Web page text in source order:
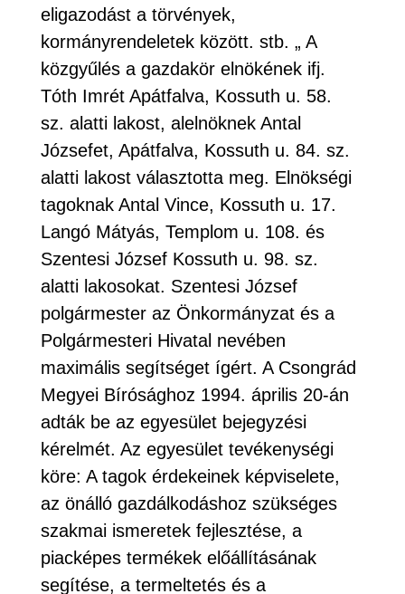
eligazodást a törvények,
kormányrendeletek között. stb. „ A
közgyűlés a gazdakör elnökének ifj.
Tóth Imrét Apátfalva, Kossuth u. 58.
sz. alatti lakost, alelnöknek Antal
Józsefet, Apátfalva, Kossuth u. 84. sz.
alatti lakost választotta meg. Elnökségi
tagoknak Antal Vince, Kossuth u. 17.
Langó Mátyás, Templom u. 108. és
Szentesi József Kossuth u. 98. sz.
alatti lakosokat. Szentesi József
polgármester az Önkormányzat és a
Polgármesteri Hivatal nevében
maximális segítséget ígért. A Csongrád
Megyei Bírósághoz 1994. április 20-án
adták be az egyesület bejegyzési
kérelmét. Az egyesület tevékenységi
köre: A tagok érdekeinek képviselete,
az önálló gazdálkodáshoz szükséges
szakmai ismeretek fejlesztése, a
piacképes termékek előállításának
segítése, a termeltetés és a